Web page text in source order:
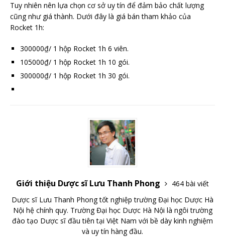
Tuy nhiên nên lựa chọn cơ sở uy tín để đảm bảo chất lượng
cũng như giá thành. Dưới đây là giá bán tham khảo của
Rocket 1h:
300000₫/ 1 hộp Rocket 1h 6 viên.
105000₫/ 1 hộp Rocket 1h 10 gói.
300000₫/ 1 hộp Rocket 1h 30 gói.
Giới thiệu Dược sĩ Lưu Thanh Phong
464 bài viết
Dược sĩ Lưu Thanh Phong tốt nghiệp trường Đại học Dược Hà
Nội hệ chính quy. Trường Đại học Dược Hà Nội là ngôi trường
đào tạo Dược sĩ đầu tiên tại Việt Nam với bề dày kinh nghiệm
và uy tín hàng đầu.